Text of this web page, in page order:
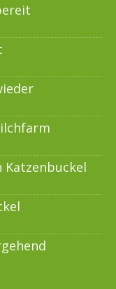
Katzenbuckel